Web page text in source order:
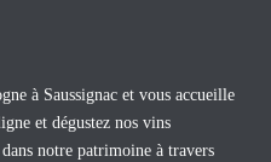
à Saussignac et vous accueille
et dégustez nos vins
notre patrimoine à travers